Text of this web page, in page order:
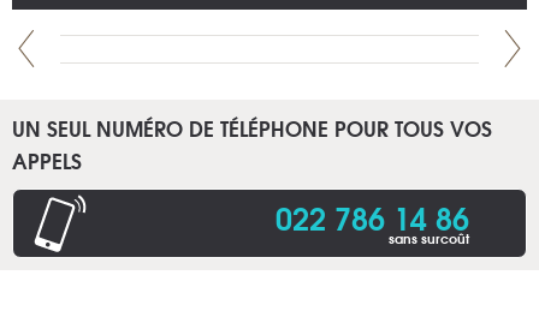
UN SEUL NUMÉRO DE TÉLÉPHONE POUR TOUS VOS
APPELS
022 786 14 86
sans surcoût